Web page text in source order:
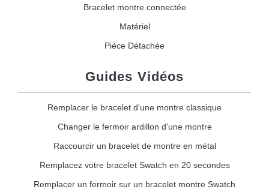
Bracelet montre connectée
Matériel
Pièce Détachée
Guides Vidéos
Remplacer le bracelet d'une montre classique
Changer le fermoir ardillon d'une montre
Raccourcir un bracelet de montre en métal
Remplacez votre bracelet Swatch en 20 secondes
Remplacer un fermoir sur un bracelet montre Swatch